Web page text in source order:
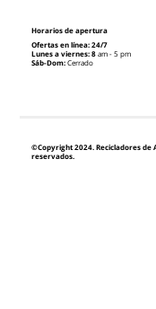
©Copyright 2024. Recicladores de
reservados.
Horarios de apertura
Ofertas en línea: 24/7
Lunes a viernes: 8am - 5 pm
Sáb-Dom:Cerrado